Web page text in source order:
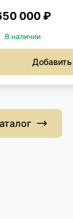
000 ₽
В наличии